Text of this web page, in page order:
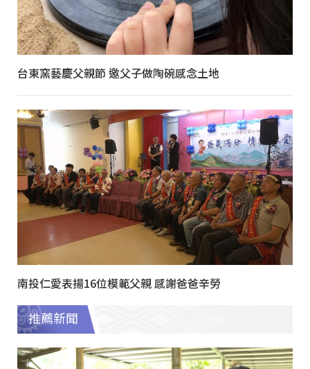
台東窯藝慶父親節 邀父子做陶碗感念土地
南投仁愛表揚16位模範父親 感謝爸爸辛勞
推薦新聞